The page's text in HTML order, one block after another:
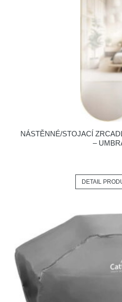
NÁSTĚNNÉ/STOJACÍ
–
DETAIL